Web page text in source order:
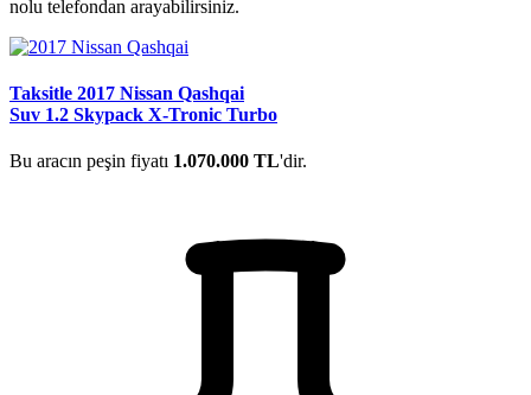
nolu telefondan arayabilirsiniz.
Taksitle 2017 Nissan Qashqai
Suv 1.2 Skypack X-Tronic Turbo
Bu aracın peşin fiyatı 1.070.000 TL'dir.